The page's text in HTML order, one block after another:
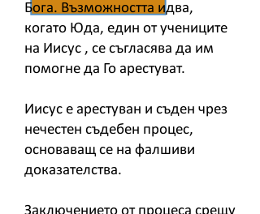
Бога. Възможността идва,
когато Юда, един от учениците
на Иисус , се съгласява да им
помогне да Го арестуват.
Иисус е арестуван и съден чрез
нечестен съдебен процес,
основаващ се на фалшиви
доказателства.